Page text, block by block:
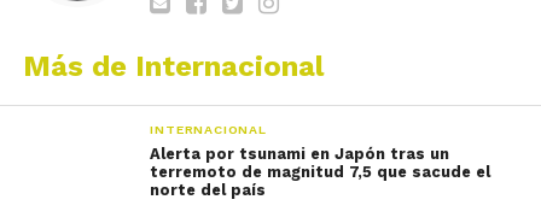
Más de Internacional
INTERNACIONAL
Alerta por tsunami en Japón tras un
terremoto de magnitud 7,5 que sacude el
norte del país